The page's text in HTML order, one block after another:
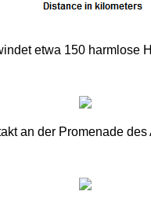
etwa 150 harmlose
an der Promenade des